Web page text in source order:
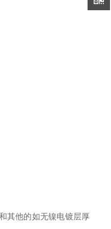
其他的如无镍电镀层厚